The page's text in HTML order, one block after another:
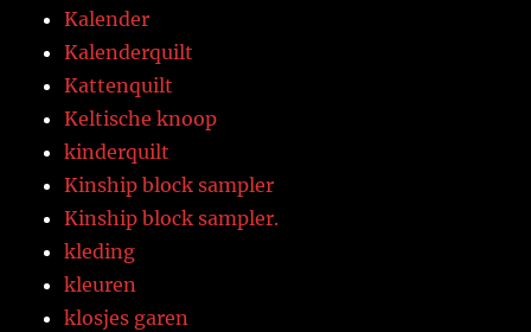
Kalender
Kalenderquilt
Kattenquilt
Keltische knoop
kinderquilt
Kinship block sampler
Kinship block sampler.
kleding
kleuren
klosjes garen